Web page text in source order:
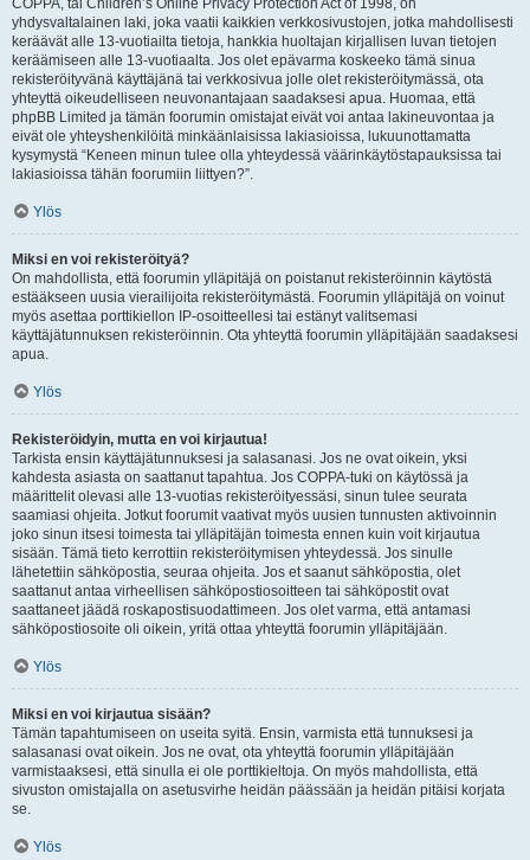
COPPA, tai Children’s Online Privacy Protection Act of 1998, on
yhdysvaltalainen laki, joka vaatii kaikkien verkkosivustojen, jotka mahdollisesti
keräävät alle 13-vuotiailta tietoja, hankkia huoltajan kirjallisen luvan tietojen
keräämiseen alle 13-vuotiaalta. Jos olet epävarma koskeeko tämä sinua
rekisteröityvänä käyttäjänä tai verkkosivua jolle olet rekisteröitymässä, ota
yhteyttä oikeudelliseen neuvonantajaan saadaksesi apua. Huomaa, että
phpBB Limited ja tämän foorumin omistajat eivät voi antaa lakineuvontaa ja
eivät ole yhteyshenkilöitä minkäänlaisissa lakiasioissa, lukuunottamatta
kysymystä “Keneen minun tulee olla yhteydessä väärinkäytöstapauksissa tai
lakiasioissa tähän foorumiin liittyen?”.
Ylös
Miksi en voi rekisteröityä?
On mahdollista, että foorumin ylläpitäjä on poistanut rekisteröinnin käytöstä
estääkseen uusia vierailijoita rekisteröitymästä. Foorumin ylläpitäjä on voinut
myös asettaa porttikiellon IP-osoitteellesi tai estänyt valitsemasi
käyttäjätunnuksen rekisteröinnin. Ota yhteyttä foorumin ylläpitäjään saadaksesi
apua.
Ylös
Rekisteröidyin, mutta en voi kirjautua!
Tarkista ensin käyttäjätunnuksesi ja salasanasi. Jos ne ovat oikein, yksi
kahdesta asiasta on saattanut tapahtua. Jos COPPA-tuki on käytössä ja
määrittelit olevasi alle 13-vuotias rekisteröityessäsi, sinun tulee seurata
saamiasi ohjeita. Jotkut foorumit vaativat myös uusien tunnusten aktivoinnin
joko sinun itsesi toimesta tai ylläpitäjän toimesta ennen kuin voit kirjautua
sisään. Tämä tieto kerrottiin rekisteröitymisen yhteydessä. Jos sinulle
lähetettiin sähköpostia, seuraa ohjeita. Jos et saanut sähköpostia, olet
saattanut antaa virheellisen sähköpostiosoitteen tai sähköpostit ovat
saattaneet jäädä roskapostisuodattimeen. Jos olet varma, että antamasi
sähköpostiosoite oli oikein, yritä ottaa yhteyttä foorumin ylläpitäjään.
Ylös
Miksi en voi kirjautua sisään?
Tämän tapahtumiseen on useita syitä. Ensin, varmista että tunnuksesi ja
salasanasi ovat oikein. Jos ne ovat, ota yhteyttä foorumin ylläpitäjään
varmistaaksesi, että sinulla ei ole porttikieltoja. On myös mahdollista, että
sivuston omistajalla on asetusvirhe heidän päässään ja heidän pitäisi korjata
se.
Ylös